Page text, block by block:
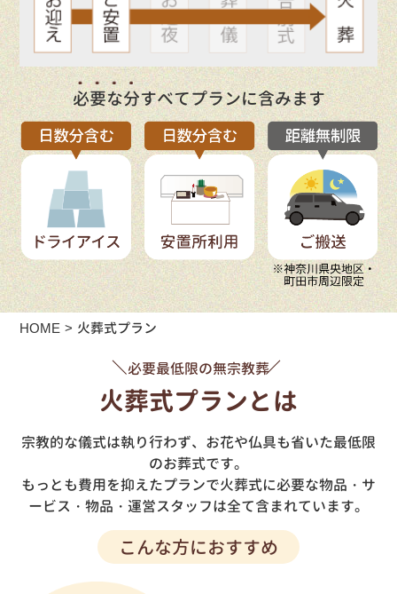
必要な分すべてプランに含みます
HOME 火葬式プラン
必要最低限の無宗教葬
火葬式プランとは
宗教的な儀式は執り行わず、お花や仏具も省いた最低限
のお葬式です。
もっとも費用を抑えたプランで火葬式に必要な物品・サ
ービス・物品・運営スタッフは全て含まれています。
こんな方におすすめ